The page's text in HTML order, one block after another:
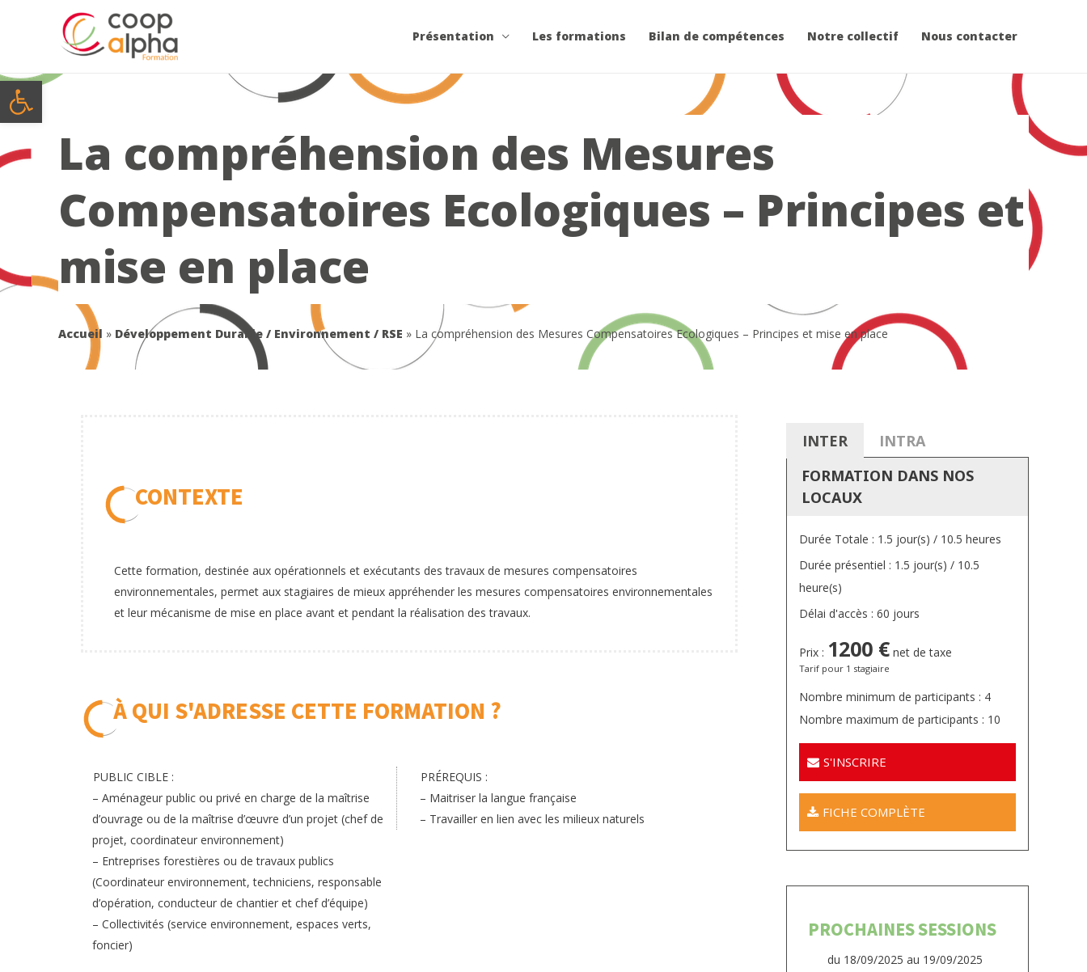
Ouvrir la barre d’outils
Présentation Les formations Bilan de compétences Notre collectif Nous contacter
La compréhension des Mesures
Compensatoires Ecologiques – Principes et
mise en place
Accueil » Développement Durable / Environnement / RSE » La compréhension des Mesures Compensatoires Ecologiques – Principes et mise en place
CONTEXTE
Cette formation, destinée aux opérationnels et exécutants des travaux de mesures compensatoires
environnementales, permet aux stagiaires de mieux appréhender les mesures compensatoires environnementales
et leur mécanisme de mise en place avant et pendant la réalisation des travaux.
À QUI S'ADRESSE CETTE FORMATION ?
PUBLIC CIBLE :
– Aménageur public ou privé en charge de la maîtrise
d’ouvrage ou de la maîtrise d’œuvre d’un projet (chef de
projet, coordinateur environnement)
– Entreprises forestières ou de travaux publics
(Coordinateur environnement, techniciens, responsable
d’opération, conducteur de chantier et chef d’équipe)
– Collectivités (service environnement, espaces verts,
foncier)
PRÉREQUIS :
– Maitriser la langue française
– Travailler en lien avec les milieux naturels
INTER
FORMATION DANS NOS
LOCAUX
Durée Totale : 1.5 jour(s) / 10.5 heures
Durée présentiel : 1.5 jour(s) / 10.5
heure(s)
Délai d'accès : 60 jours
Prix : 1200 € net de taxe
Tarif pour 1 stagiaire
Nombre minimum de participants : 4
Nombre maximum de participants : 10
S'INSCRIRE
FICHE COMPLÈTE
INTRA
SUR MESURE
PROCHAINES SESSIONS
du 18/09/2025 au 19/09/2025